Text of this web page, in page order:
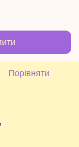
Порівняти